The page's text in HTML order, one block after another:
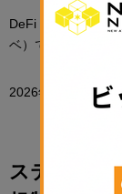
DeFi（分散型金融
ベ）で、米ドル連
2026年7月22日
ステーブル